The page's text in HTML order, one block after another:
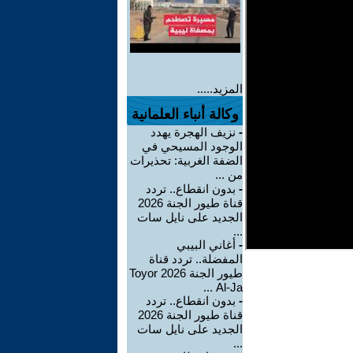
المزيد.....
وكالة أنباء العلمانية
- نزيف الهجرة يهدد
الوجود المسيحي في
الضفة الغربية: تحذيرات
من ...
- بدون انقطاع.. تردد
قناة طيور الجنة 2026
الجديد على نايل سات
...
- أغاني البيبي
المفضلة.. تردد قناة
طيور الجنة 2026 Toyor
Al-Ja ...
- بدون انقطاع.. تردد
قناة طيور الجنة 2026
الجديد على نايل سات
...